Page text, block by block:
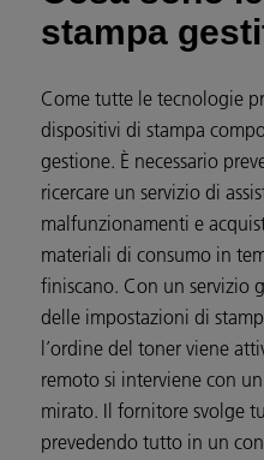
stampa
Come tutte le tecnologie
dispositivi di stampa
gestione. È necessario
ricercare un servizio di
malfunzionamenti e
materiali di consumo in
finiscano. Con un servizio
delle impostazioni di
l’ordine del toner viene
remoto si interviene con
mirato. Il fornitore svolge
prevedendo tutto in un